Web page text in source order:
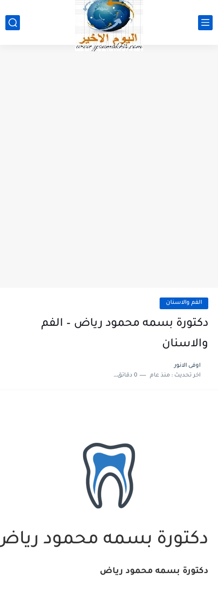
الفم والاسنان
دكتورة بسمه محمود رياض – الفم
والاسنان
اوفى الانور
اخر تحديث :منذ عام 0 دقائق للقراءة
دكتورة بسمه محمود
دكتورة بسمه محمود رياض